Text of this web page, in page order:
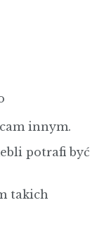
innym.
potrafi być
takich